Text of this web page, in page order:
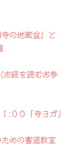
の地蔵盆』と
お経を読むお参
:００「寺ヨガ」
めの書道教室